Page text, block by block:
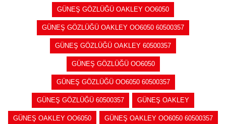
GÜNEŞ GÖZLÜĞÜ OAKLEY OO6050
GÜNEŞ GÖZLÜĞÜ OAKLEY OO6050 60500357
GÜNEŞ GÖZLÜĞÜ OAKLEY 60500357
GÜNEŞ GÖZLÜĞÜ OO6050
GÜNEŞ GÖZLÜĞÜ OO6050 60500357
GÜNEŞ GÖZLÜĞÜ 60500357 GÜNEŞ OAKLEY
GÜNEŞ OAKLEY OO6050 GÜNEŞ OAKLEY OO6050 60500357